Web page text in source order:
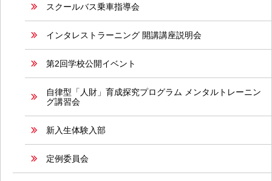
スクールバス乗車指導会
インタレストラーニング 開講講座説明会
第2回学校公開イベント
自律型「人財」育成探究プログラム メンタルトレーニン
グ講習会
新入生体験入部
定例委員会